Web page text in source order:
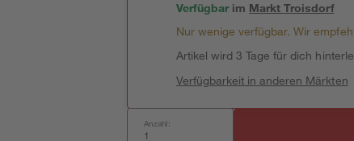
Verfügbar im MarktTroisdorf
Nur wenige verfügbar. Wir
Artikel wird 3 Tage für dich
Verfügbarkeit in anderen Märkten
Anzahl: